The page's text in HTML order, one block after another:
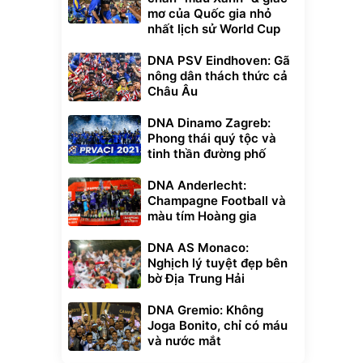
cầm
áp
Bạt phủ xe ô tô
cao cấp, tráng
Xe đạp điện trợ
lực G-Force C14
mơ của Quốc gia nhỏ
nhất lịch sử World Cup
DNA PSV Eindhoven: Gã
nông dân thách thức cả
Châu Âu
DNA Dinamo Zagreb:
Phong thái quý tộc và
tinh thần đường phố
DNA Anderlecht:
Champagne Football và
màu tím Hoàng gia
DNA AS Monaco:
Nghịch lý tuyệt đẹp bên
bờ Địa Trung Hải
DNA Gremio: Không
Joga Bonito, chỉ có máu
và nước mắt